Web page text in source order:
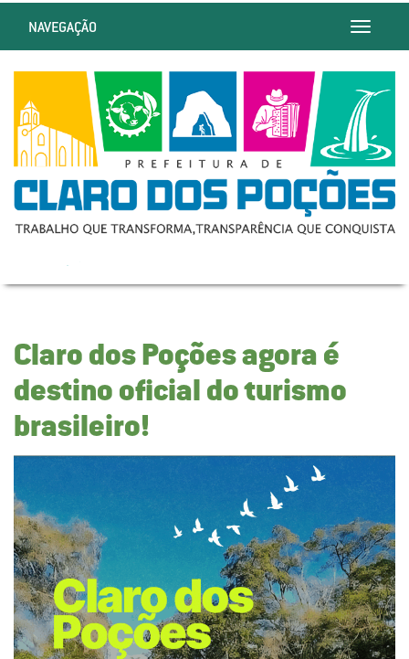
Toggle
NAVEGAÇÃO
Claro dos Poções agora é
destino oficial do turismo
brasileiro!